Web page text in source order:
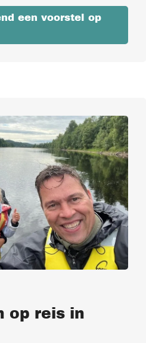
een voorstel op
op reis in